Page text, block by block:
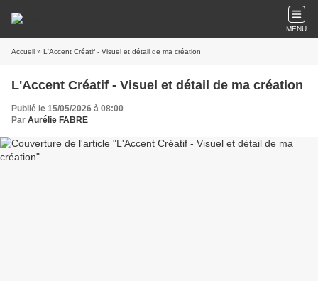
MENU
Accueil » L'Accent Créatif - Visuel et détail de ma création
L'Accent Créatif - Visuel et détail de ma création
Publié le 15/05/2026 à 08:00
Par Aurélie FABRE